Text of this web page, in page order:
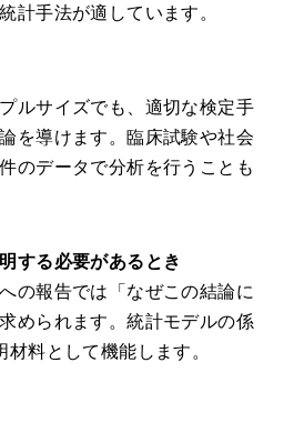
計手法が適しています。
ルサイズでも、適切な検定手
を導けます。臨床試験や社会
のデータで分析を行うことも
する必要があるとき
の報告では「なぜこの結論に
められます。統計モデルの係
料として機能します。